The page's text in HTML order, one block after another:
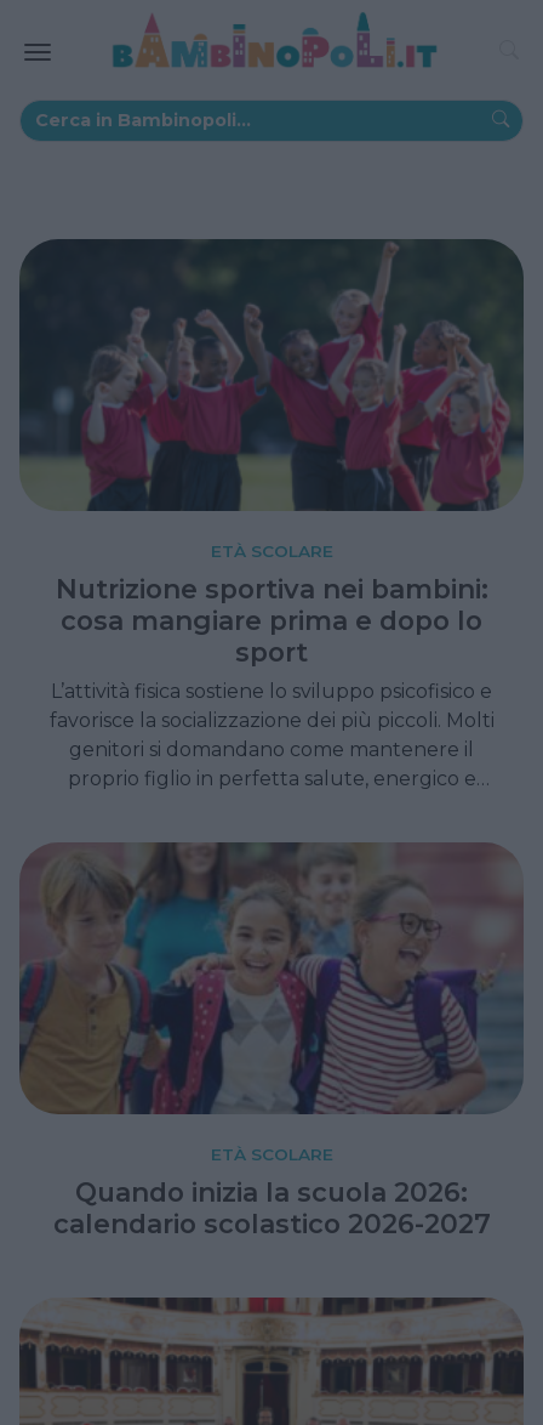
ETÀ SCOLARE
Nutrizione sportiva nei bambini:
cosa mangiare prima e dopo lo
sport
L’attività fisica sostiene lo sviluppo psicofisico e
favorisce la socializzazione dei più piccoli. Molti
genitori si domandano come mantenere il
proprio figlio in perfetta salute, energico e
preparazione di pasti complicati.
L'alimentazione corretta rappresenta il
carburante pulito che permette ai bambini di
divertirsi, giocare e stare bene insieme ai
propri compagni di squadra.
ETÀ SCOLARE
Quando inizia la scuola 2026:
calendario scolastico 2026-2027